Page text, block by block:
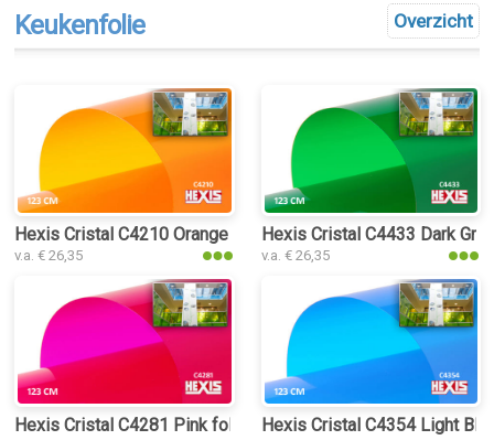
Overzicht
Keukenfolie
Hexis Cristal C4210 Orange folie
v.a. € 26,35
Hexis Cristal C4433 Dark
v.a. € 26,35
Hexis Cristal C4281 Pink folie Hexis Cristal C4354 Light